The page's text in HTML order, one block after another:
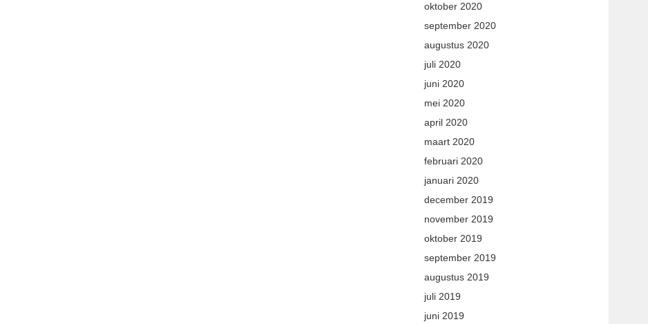
oktober 2020
september 2020
augustus 2020
juli 2020
juni 2020
mei 2020
april 2020
maart 2020
februari 2020
januari 2020
december 2019
november 2019
oktober 2019
september 2019
augustus 2019
juli 2019
juni 2019